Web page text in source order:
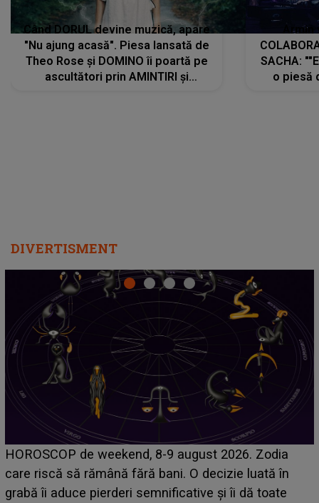
Când DORUL devine muzică, apare
"Nu ajung acasă". Piesa lansată de
Theo Rose și DOMINO îi poartă pe
ascultători prin AMINTIRI și
SACHA:
o piesă
DIVERTISMENT
Emanuel a ținut ACEST DETALIU ASCUNS până
acum! În fața Alexandrei, concurentul din Casa Iubirii
face o MĂRTURISIRE NEAȘTEPTATĂ despre mama